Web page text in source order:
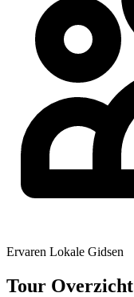
Ervaren Lokale Gidsen
Tour Overzicht